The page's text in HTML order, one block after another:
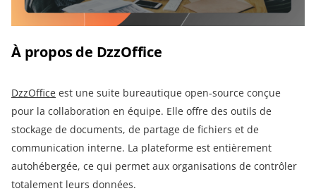
À propos de DzzOffice
DzzOffice est une suite bureautique open-source conçue
pour la collaboration en équipe. Elle offre des outils de
stockage de documents, de partage de fichiers et de
communication interne. La plateforme est entièrement
autohébergée, ce qui permet aux organisations de contrôler
totalement leurs données.